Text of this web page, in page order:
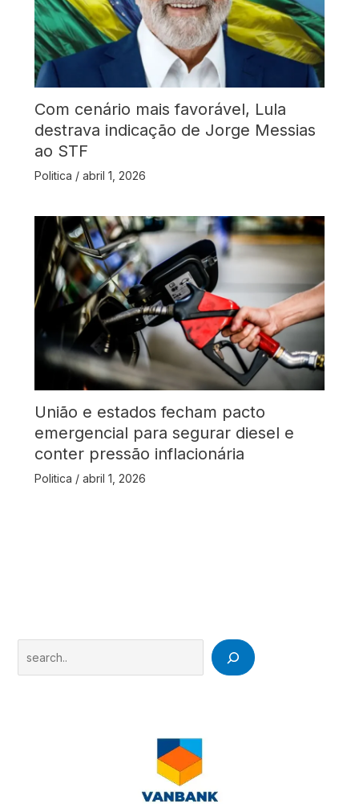
Com cenário mais favorável, Lula
destrava indicação de Jorge Messias
ao STF
Politica / abril 1, 2026
União e estados fecham pacto
emergencial para segurar diesel e
conter pressão inflacionária
Politica / abril 1, 2026